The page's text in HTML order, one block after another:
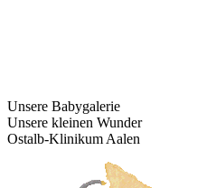
Unsere Babygalerie
Unsere kleinen Wunder
Ostalb-Klinikum Aalen